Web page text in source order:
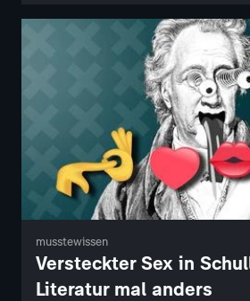
musstewissen
Versteckter Sex in
Literatur mal anders